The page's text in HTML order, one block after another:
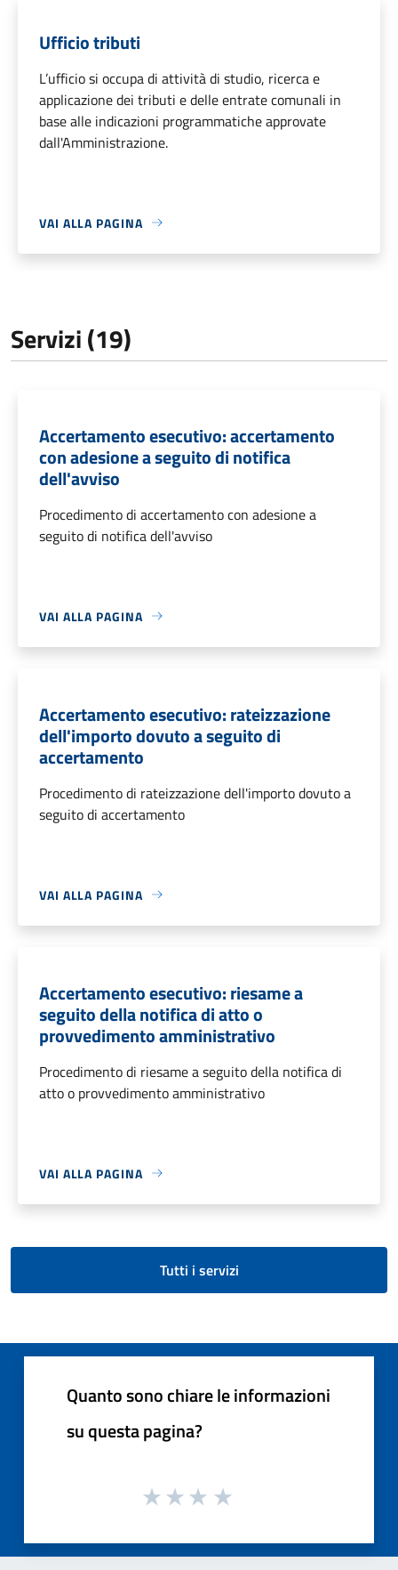
Ufficio tributi
L’ufficio si occupa di attività di studio, ricerca e
applicazione dei tributi e delle entrate comunali in
base alle indicazioni programmatiche approvate
dall'Amministrazione.
VAI ALLA PAGINA
Servizi (19)
Accertamento esecutivo: accertamento
con adesione a seguito di notifica
dell'avviso
Procedimento di accertamento con adesione a
seguito di notifica dell'avviso
VAI ALLA PAGINA
Accertamento esecutivo: rateizzazione
dell'importo dovuto a seguito di
accertamento
Procedimento di rateizzazione dell'importo dovuto a
seguito di accertamento
VAI ALLA PAGINA
Accertamento esecutivo: riesame a
seguito della notifica di atto o
provvedimento amministrativo
Procedimento di riesame a seguito della notifica di
atto o provvedimento amministrativo
VAI ALLA PAGINA
Tutti i servizi
Quanto sono chiare le informazioni
su questa pagina?